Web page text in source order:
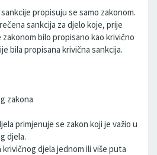
propisuju se samo zakonom.
sankcija za djelo koje, prije
bilo propisano kao krivično
bila propisana krivična sankcija.
zakona
primjenuje se zakon koji je važio u
djela.
krivičnog djela jednom ili više puta